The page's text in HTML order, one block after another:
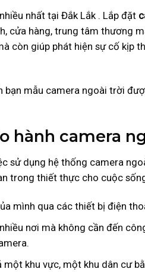
nhất tại Đắk Lắk . Lắp đặt
cửa hàng, trung tâm thương
còn giúp phát hiện sự cố kịp
bạn mẫu camera ngoài trời
hành camera
sử dụng hệ thống camera
trong thiết thực cho cuộc
mình qua các thiết bị điện
nơi mà không cần đến
khu vực, một khu dân cư